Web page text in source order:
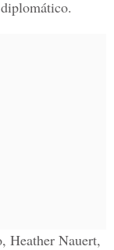
.
Heather Nauert,